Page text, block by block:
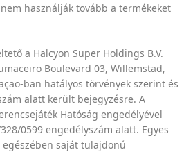
használják tovább a termékeket
a Halcyon Super Holdings B.V.
Boulevard 03, Willemstad,
ban hatályos törvények szerint és
alatt került bejegyzésre. A
Hatóság engedélyével
0599 engedélyszám alatt. Egyes
saját tulajdonú